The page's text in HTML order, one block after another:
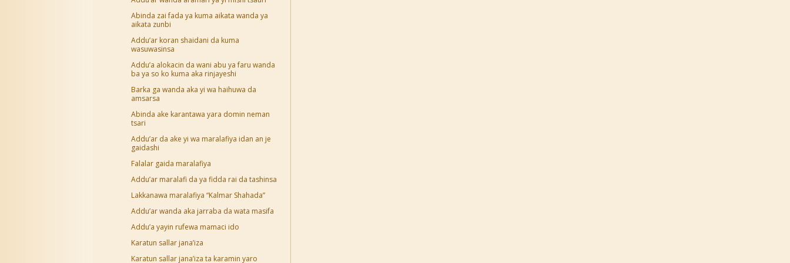
Abinda zai fada ya kuma aikata wanda ya
aikata zunbi
Addu’ar koran shaidani da kuma
wasuwasinsa
Addu’a alokacin da wani abu ya faru wanda
ba ya so ko kuma aka rinjayeshi
Barka ga wanda aka yi wa haihuwa da
amsarsa
Abinda ake karantawa yara domin neman
tsari
Addu’ar da ake yi wa maralafiya idan an je
gaidashi
Falalar gaida maralafiya
Addu’ar maralafi da ya fidda rai da tashinsa
Lakkanawa maralafiya “Kalmar Shahada”
Addu’ar wanda aka jarraba da wata masifa
Addu’a yayin rufewa mamaci ido
Karatun sallar jana’iza
Karatun sallar jana’iza ta karamin yaro